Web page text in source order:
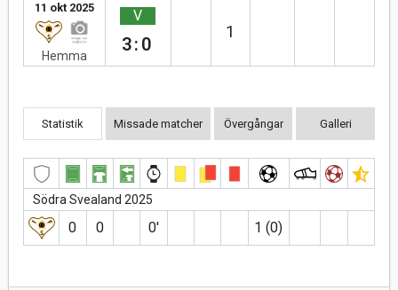
11 okt 2025
Hemma
V
3:0
1
Statistik Missade matcher Övergångar Galleri
Södra Svealand 2025
0 0 0′ 1 (0)